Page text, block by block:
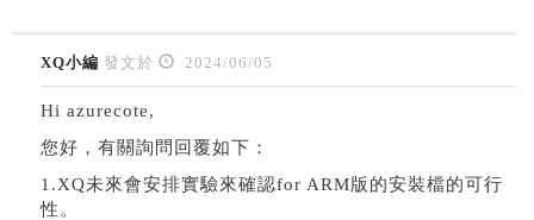
XQ小編 發文於 2024/06/05
Hi azurecote,
您好，有關詢問回覆如下：
1.XQ未來會安排實驗來確認for ARM版的安裝檔的可行
性。